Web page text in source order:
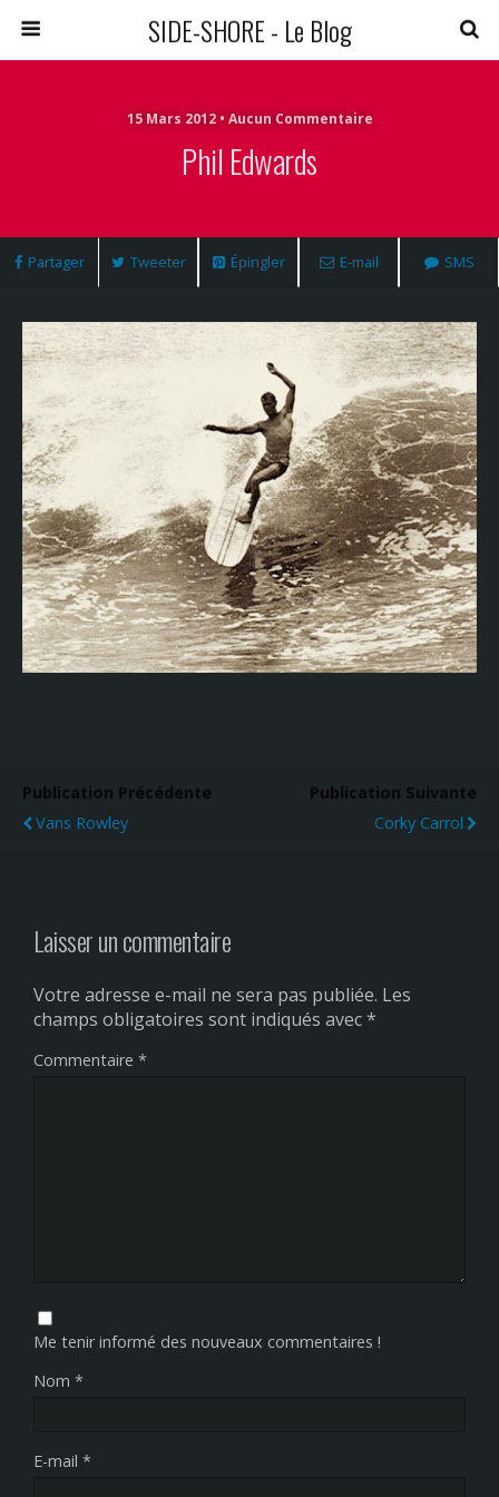
SIDE-SHORE - Le Blog
15 Mars 2012 • Aucun Commentaire
Phil Edwards
Partager Tweeter Épingler E-mail SMS
Publication Précédente
Vans Rowley
Publication Suivante
Corky Carrol
Laisser un commentaire
Votre adresse e-mail ne sera pas publiée. Les
champs obligatoires sont indiqués avec*
Commentaire *
Me tenir informé des nouveaux commentaires !
Nom *
E-mail *